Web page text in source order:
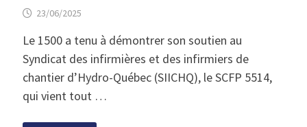
23/06/2025
Le 1500 a tenu à démontrer son soutien au
Syndicat des infirmières et des infirmiers de
chantier d’Hydro-Québec (SIICHQ), le SCFP 5514,
qui vient tout …